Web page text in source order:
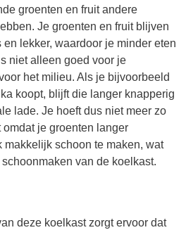
groenten en fruit andere
Je groenten en fruit blijven
lekker, waardoor je minder eten
niet alleen goed voor je
het milieu. Als je bijvoorbeeld
koopt, blijft die langer knapperig
lade. Je hoeft dus niet meer zo
je groenten langer
makkelijk schoon te maken, wat
van de koelkast.
deze koelkast zorgt ervoor dat